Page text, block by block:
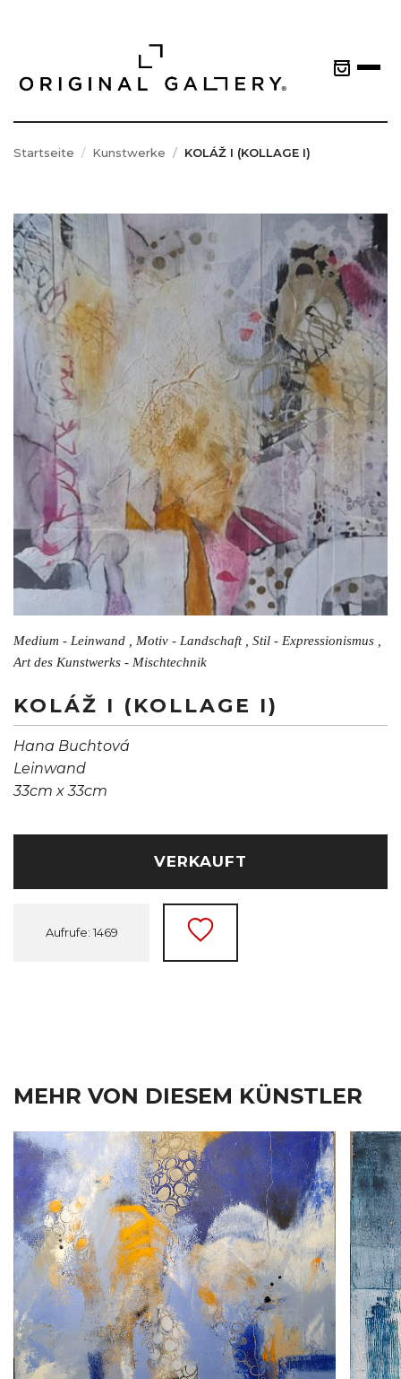
Startseite Kunstwerke KOLÁŽ I (KOLLAGE I)
Medium - Leinwand , Motiv - Landschaft , Stil - Expressionismus ,
Art des Kunstwerks - Mischtechnik
KOLÁŽ I (KOLLAGE I)
Hana Buchtová
Leinwand
33cm x 33cm
VERKAUFT
Aufrufe: 1469
MEHR VON DIESEM KÜNSTLER